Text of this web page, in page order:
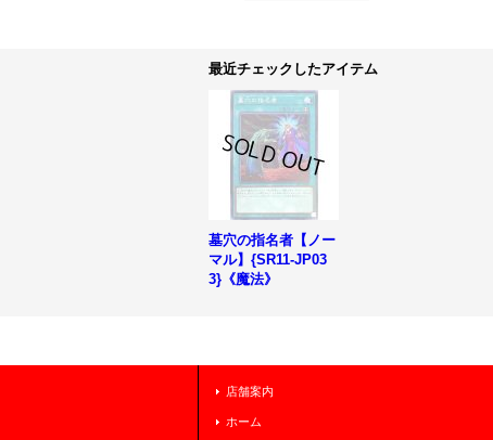
最近チェックしたアイテム
墓穴の指名者【ノー
マル】{SR11-JP03
3}《魔法》
店舗案内
ホーム